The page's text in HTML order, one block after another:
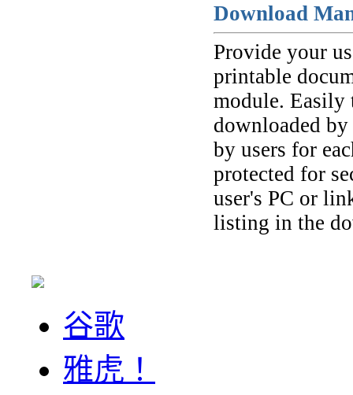
Download
Provide your
printable
module. Easily
downloaded by
by users for
protected for
user's PC or
listing in the
谷歌
雅虎！